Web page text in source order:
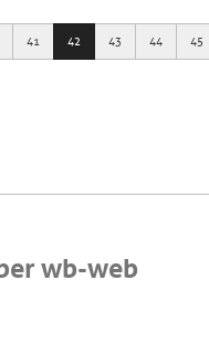
41 42 43 44 45
wb-web